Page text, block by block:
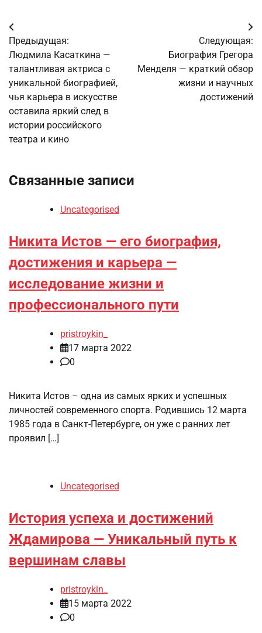
Навигация
по
записям
Предыдущая:
Людмила Касаткина —
талантливая актриса с
уникальной биографией,
чья карьера в искусстве
оставила яркий след в
истории российского
театра и кино
Следующая:
Биография Грегора
Менделя — краткий обзор
жизни и научных
достижений
Связанные записи
Uncategorised
Никита Истов — его биография,
достижения и карьера —
исследование жизни и
профессионального пути
pristroykin_
17 марта 2022
0
Никита Истов – одна из самых ярких и успешных
личностей современного спорта. Родившись 12 марта
1985 года в Санкт-Петербурге, он уже с ранних лет
проявил […]
Uncategorised
История успеха и достижений
Ждамирова — Уникальный путь к
вершинам славы
pristroykin_
15 марта 2022
0